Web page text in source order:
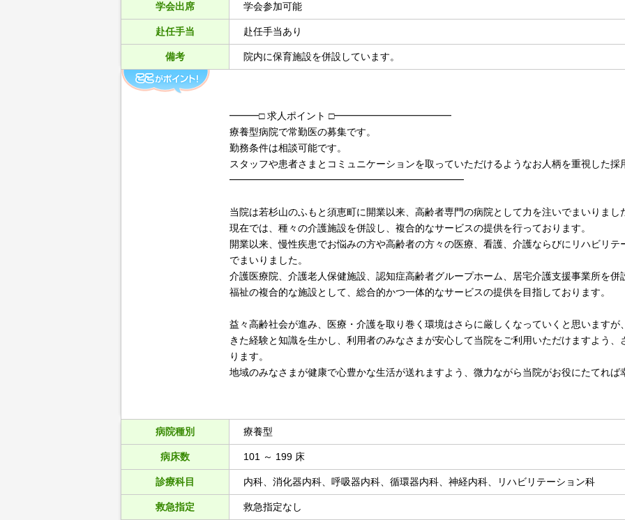
学会出席 学会参加可能
赴任手当 赴任手当あり
備考 院内に保育施設を併設しています。
━━━□ 求人ポイント □━━━━━━━━━━━━
療養型病院で常勤医の募集です。
勤務条件は相談可能です。
スタッフや患者さまとコミュニケーションを取っていただけるようなお人柄を重視した採
━━━━━━━━━━━━━━━━━━━━━━━━
当院は若杉山のふもと須恵町に開業以来、高齢者専門の病院として力を注いでまいりまし
現在では、種々の介護施設を併設し、複合的なサービスの提供を行っております。
開業以来、慢性疾患でお悩みの方や高齢者の方々の医療、看護、介護ならびにリハビリテ
でまいりました。
介護医療院、介護老人保健施設、認知症高齢者グループホーム、居宅介護支援事業所を併
福祉の複合的な施設として、総合的かつ一体的なサービスの提供を目指しております。
益々高齢社会が進み、医療・介護を取り巻く環境はさらに厳しくなっていくと思いますが
きた経験と知識を生かし、利用者のみなさまが安心して当院をご利用いただけますよう、
ります。
地域のみなさまが健康で心豊かな生活が送れますよう、微力ながら当院がお役にたてれば
病院種別 療養型
病床数 101 ～ 199 床
診療科目 内科、消化器内科、呼吸器内科、循環器内科、神経内科、リハビリテーション科
救急指定 救急指定なし